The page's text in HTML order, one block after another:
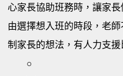
心家長協助班務時，讓家
由選擇想入班的時段，老
制家長的想法，有人力支援
○